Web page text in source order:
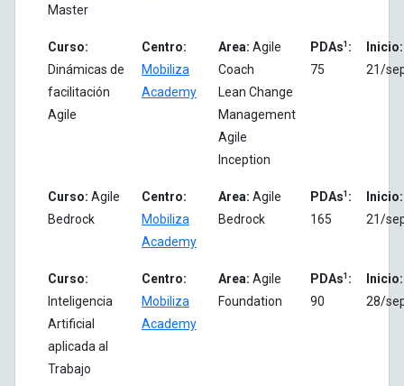
Master
Curso:
Dinámicas de
facilitación
Agile
Centro:
Mobiliza
Academy
Area: Agile
Coach
Lean Change
Management
Agile
Inception
PDAs1 :
75
Inicio:
21/
Curso: Agile
Bedrock
Centro:
Mobiliza
Academy
Area: Agile
Bedrock
PDAs1 :
165
Inicio:
21/
Curso:
Inteligencia
Artificial
aplicada al
Trabajo
Centro:
Mobiliza
Academy
Area: Agile
Foundation
PDAs1 :
90
Inicio:
28/